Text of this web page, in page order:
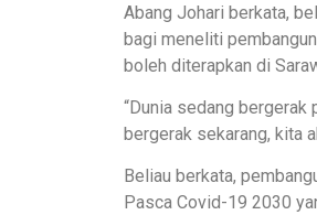
Abang Johari berkata,
bagi meneliti
boleh diterapkan di
“Dunia sedang bergerak
bergerak sekarang, kita
Beliau berkata,
Pasca Covid-19 2030